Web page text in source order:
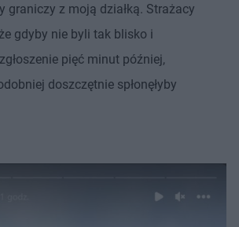
graniczy z moją działką. Strażacy
gdyby nie byli tak blisko i
pięć minut później,
doszczętnie spłonęłyby